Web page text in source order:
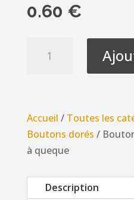
0.60 €
bronze
à
queque
Accueil / Toutes les
Boutons dorés /
à queque
Description